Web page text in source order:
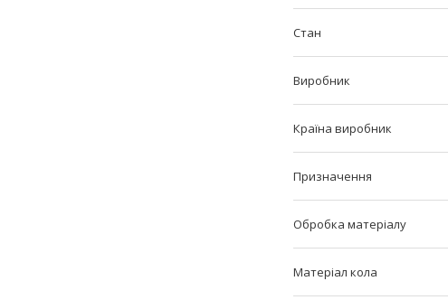
Стан
Виробник
Країна виробник
Призначення
Обробка матеріалу
Матеріал кола